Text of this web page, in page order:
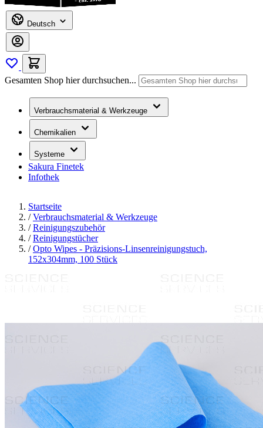
Deutsch
Gesamten Shop hier durchsuchen...
Verbrauchsmaterial & Werkzeuge
Chemikalien
Systeme
Sakura Finetek
Infothek
Startseite
/ Verbrauchsmaterial & Werkzeuge
/ Reinigungszubehör
/ Reinigungstücher
/ Opto Wipes - Präzisions-Linsenreinigungstuch,
152x304mm, 100 Stück